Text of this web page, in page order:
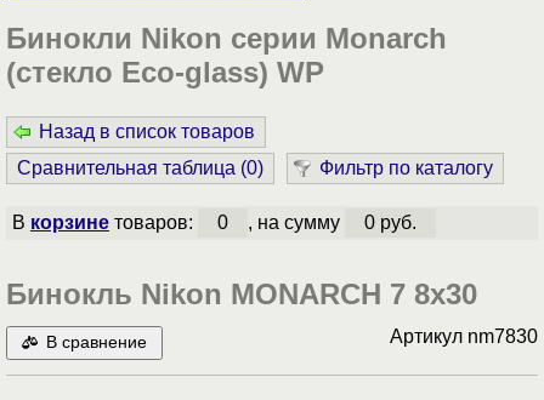
Бинокли Nikon серии Monarch
(стекло Eco-glass) WP
Назад в список товаров
Сравнительная таблица (0) Фильтр по каталогу
В корзинетоваров: 0 , на сумму 0 руб.
Бинокль Nikon MONARCH 7 8x30
В сравнение Артикул nm7830